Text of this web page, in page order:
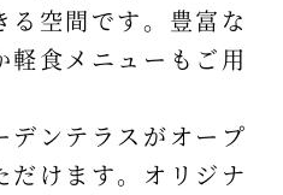
る空間です。豊富な
軽食メニューもご用
デンテラスがオープ
だけます。オリジナ